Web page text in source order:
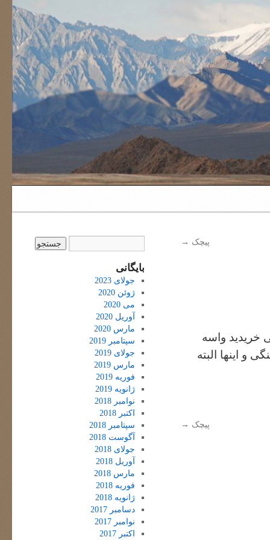
پیچک →
خریدید واسه
اینها البته
پیچک →
بایگانی
جولای 2023
ژوئن 2020
می 2020
آوریل 2020
مارس 2020
سپتامبر 2019
جولای 2019
مارس 2019
فوریه 2019
ژانویه 2019
نوامبر 2018
اکتبر 2018
سپتامبر 2018
آگوست 2018
جولای 2018
آوریل 2018
مارس 2018
فوریه 2018
ژانویه 2018
دسامبر 2017
نوامبر 2017
اکتبر 2017